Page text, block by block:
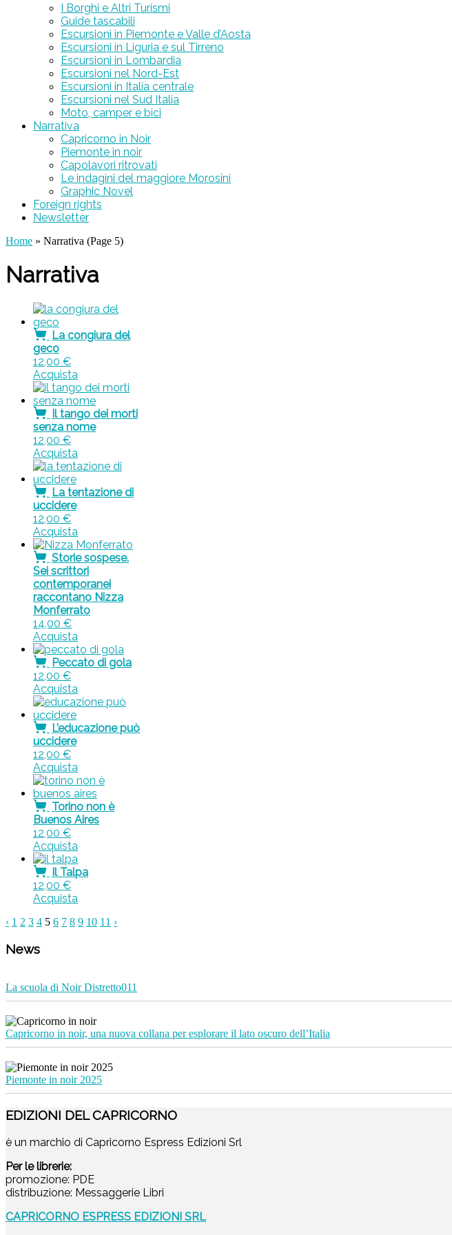
I Borghi e Altri Turismi
Guide tascabili
Escursioni in Piemonte e Valle d’Aosta
Escursioni in Liguria e sul Tirreno
Escursioni in Lombardia
Escursioni nel Nord-Est
Escursioni in Italia centrale
Escursioni nel Sud Italia
Moto, camper e bici
Narrativa
Capricorno in Noir
Piemonte in noir
Capolavori ritrovati
Le indagini del maggiore Morosini
Graphic Novel
Foreign rights
Newsletter
Home » Narrativa (Page 5)
Narrativa
La congiura del
geco
12,00 €
Acquista
Il tango dei morti
senza nome
12,00 €
Acquista
La tentazione di
uccidere
12,00 €
Acquista
Storie sospese.
Sei scrittori
contemporanei
raccontano Nizza
Monferrato
14,00 €
Acquista
Peccato di gola
12,00 €
Acquista
L’educazione può
uccidere
12,00 €
Acquista
Torino non è
Buenos Aires
12,00 €
Acquista
Il Talpa
12,00 €
Acquista
‹ 1 2 3 4 5 6 7 8 9 10 11 ›
News
La scuola di Noir Distretto011
Capricorno in noir, una nuova collana per esplorare il lato oscuro dell’Italia
Piemonte in noir 2025
EDIZIONI DEL CAPRICORNO
è un marchio di Capricorno Espress Edizioni Srl
Per le librerie:
promozione: PDE
distribuzione: Messaggerie Libri
CAPRICORNO ESPRESS EDIZIONI SRL